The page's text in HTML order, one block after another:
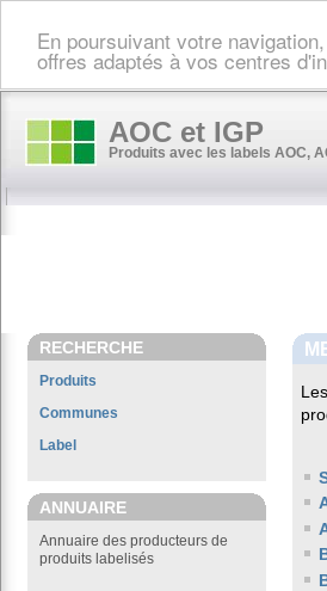
En poursuivant votre
offres adaptés à vos centres
AOC et IGP
Produits avec les labels AOC,
RECHERCHE
Produits
Communes
Label
ANNUAIRE
Annuaire des producteurs de
produits labelisés